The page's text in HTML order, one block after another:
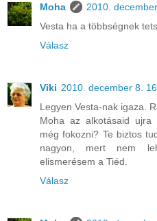
Moha
2010.
Vesta ha a többségnek
Válasz
Viki 2010. december 8.
Legyen Vesta-nak igaza.
Moha az alkotásaid
még fokozni? Te biztos
nagyon, mert nem
elismerésem a Tiéd.
Válasz